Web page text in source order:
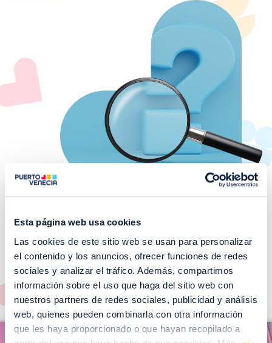
Esta página web usa cookies
Las cookies de este sitio web se usan para personalizar
el contenido y los anuncios, ofrecer funciones de redes
sociales y analizar el tráfico. Además, compartimos
información sobre el uso que haga del sitio web con
nuestros partners de redes sociales, publicidad y análisis
web, quienes pueden combinarla con otra información
que les haya proporcionado o que hayan recopilado a
¡No te pierdas nuestros
EVENTOS!
Ver todos >
m